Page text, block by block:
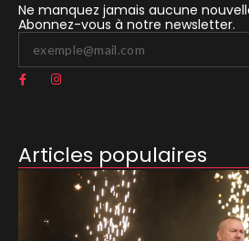
Ne manquez jamais aucune
Abonnez-vous à notre newsletter.
Articles populaires